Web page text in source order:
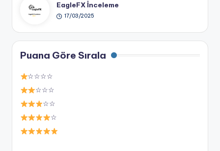
EagleFX İnceleme
17/03/2025
Puana Göre Sırala
☆☆☆☆
☆☆☆
☆☆
☆